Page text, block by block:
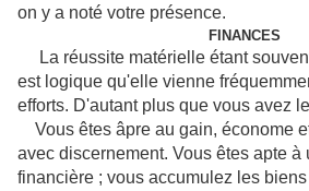
on y a noté votre présence.
FINANCES
La réussite matérielle étant
est logique qu'elle vienne
efforts. D'autant plus que vous avez
Vous êtes âpre au gain, économe
avec discernement. Vous êtes apte à
financière ; vous accumulez les